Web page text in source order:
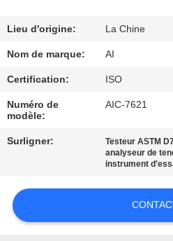
DE
QUALITÉ
CONTACTEZ-
NOUS
NOUVELLES
CAS
Lieu d'origine: La Chine
Nom de marque: AI
Certification: ISO
Numéro de
modèle:
AIC-7621
Surligner: Testeur ASTM
analyseur de
instrument